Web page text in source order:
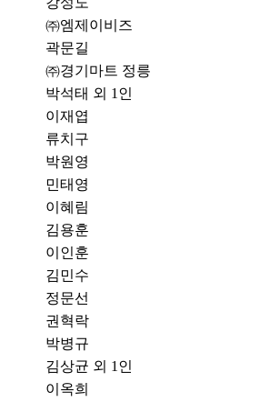
㈜엠제이비즈
곽문길
㈜경기마트 정릉
박석태 외 1인
이재엽
류치구
박원영
민태영
이혜림
김용훈
이인훈
김민수
정문선
권혁락
박병규
김상균 외 1인
이옥희